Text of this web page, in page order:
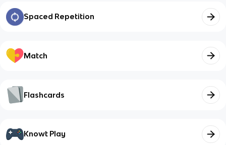
Spaced Repetition
Match
Flashcards
Knowt Play